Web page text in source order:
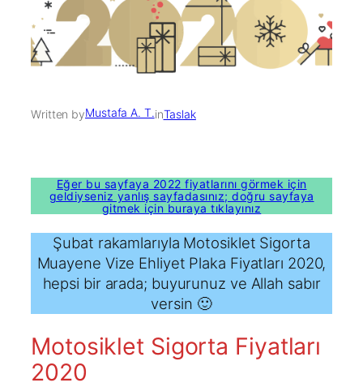
Written byMustafa A. T.inTaslak
Eğer bu sayfaya 2022 fiyatlarını görmek için
geldiyseniz yanlış sayfadasınız; doğru sayfaya
gitmek için buraya tıklayınız
Şubat rakamlarıyla Motosiklet Sigorta
Muayene Vize Ehliyet Plaka Fiyatları 2020,
hepsi bir arada; buyurunuz ve Allah sabır
versin 🙂
Motosiklet Sigorta Fiyatları
2020